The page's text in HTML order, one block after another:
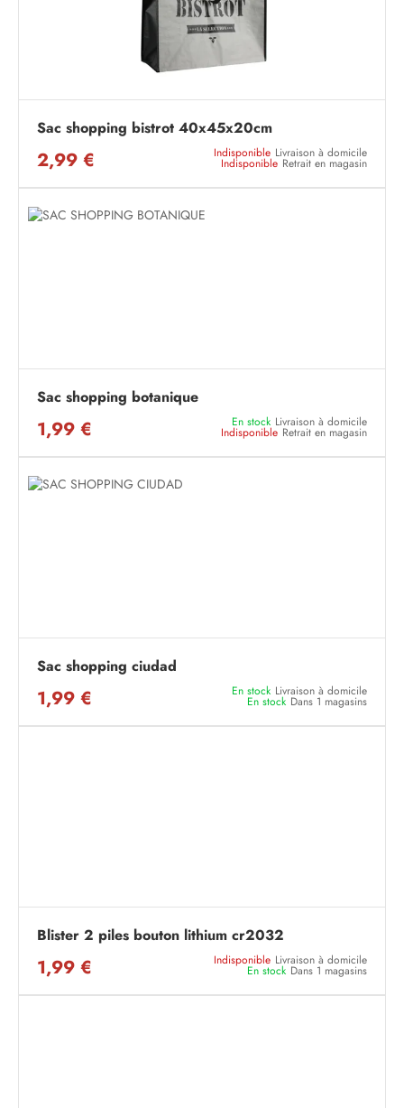
Sac shopping bistrot 40x45x20cm
2,99 € Indisponible Livraison à domicile
Indisponible Retrait en magasin
Sac shopping botanique
1,99 € En stock Livraison à domicile
Indisponible Retrait en magasin
Sac shopping ciudad
1,99 € En stock Livraison à domicile
En stock Dans 1 magasins
Blister 2 piles bouton lithium cr2032
1,99 € Indisponible Livraison à domicile
En stock Dans 1 magasins